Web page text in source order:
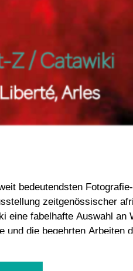
bedeutendsten
afrikanischer
eine fabelhafte Auswahl
und die begehrten